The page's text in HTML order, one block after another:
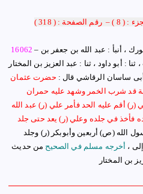
: ( 8 )
– رقم الصفحة : ( 318 )
16062
، أنبأ : عبد الله بن جعفر بن
: أبو داود ، ثنا : عبد العزيز بن المختار
ساسان الرقاشي قال : حضرت عثمان
قد شرب الخمر وشهد عليه حمران
(ر) أقم عليه الحد فأمر علي (ر)عبد الله
فأخذ في جلده وعلي (ر)يعد حتى جلد
الله(ص)أربعين وأبوبكر (ر) وجلد
، أخرجه مسلم في الصحيح من حديث